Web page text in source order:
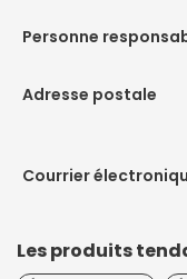
Personne
Adresse postale
Courrier
Les produits